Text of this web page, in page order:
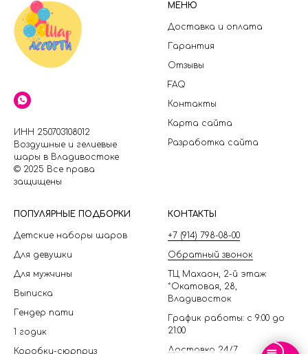
ИНН 250703108012
Воздушные и гелиевые
шары в Владивостоке
© 2025 Все права
защищены
МЕНЮ
Доставка и оплата
Гарантия
Отзывы
FAQ
Контакты
Карта сайта
Разработка сайта
ПОПУЛЯРНЫЕ ПОДБОРКИ
Детские наборы шаров
Для девушки
Для мужчины
Выписка
Гендер пати
1 годик
Коробки-сюрприз
КОНТАКТЫ
+7 (914) 798-08-00
Обратный звонок
ТЦ Махаон, 2-й этаж
*Окатовая, 28,
Владивосток
График работы: с 9:00 до
21:00
Доставка 24/7